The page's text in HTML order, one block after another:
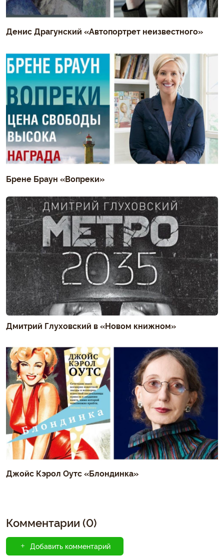
Денис Драгунский «Автопортрет неизвестного»
Брене Браун «Вопреки»
Дмитрий Глуховский в «Новом книжном»
Джойс Кэрол Оутс «Блондинка»
Комментарии (0)
Добавить комментарий